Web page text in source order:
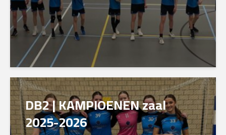
DB2 | KAMPIOENEN zaal
2025-2026